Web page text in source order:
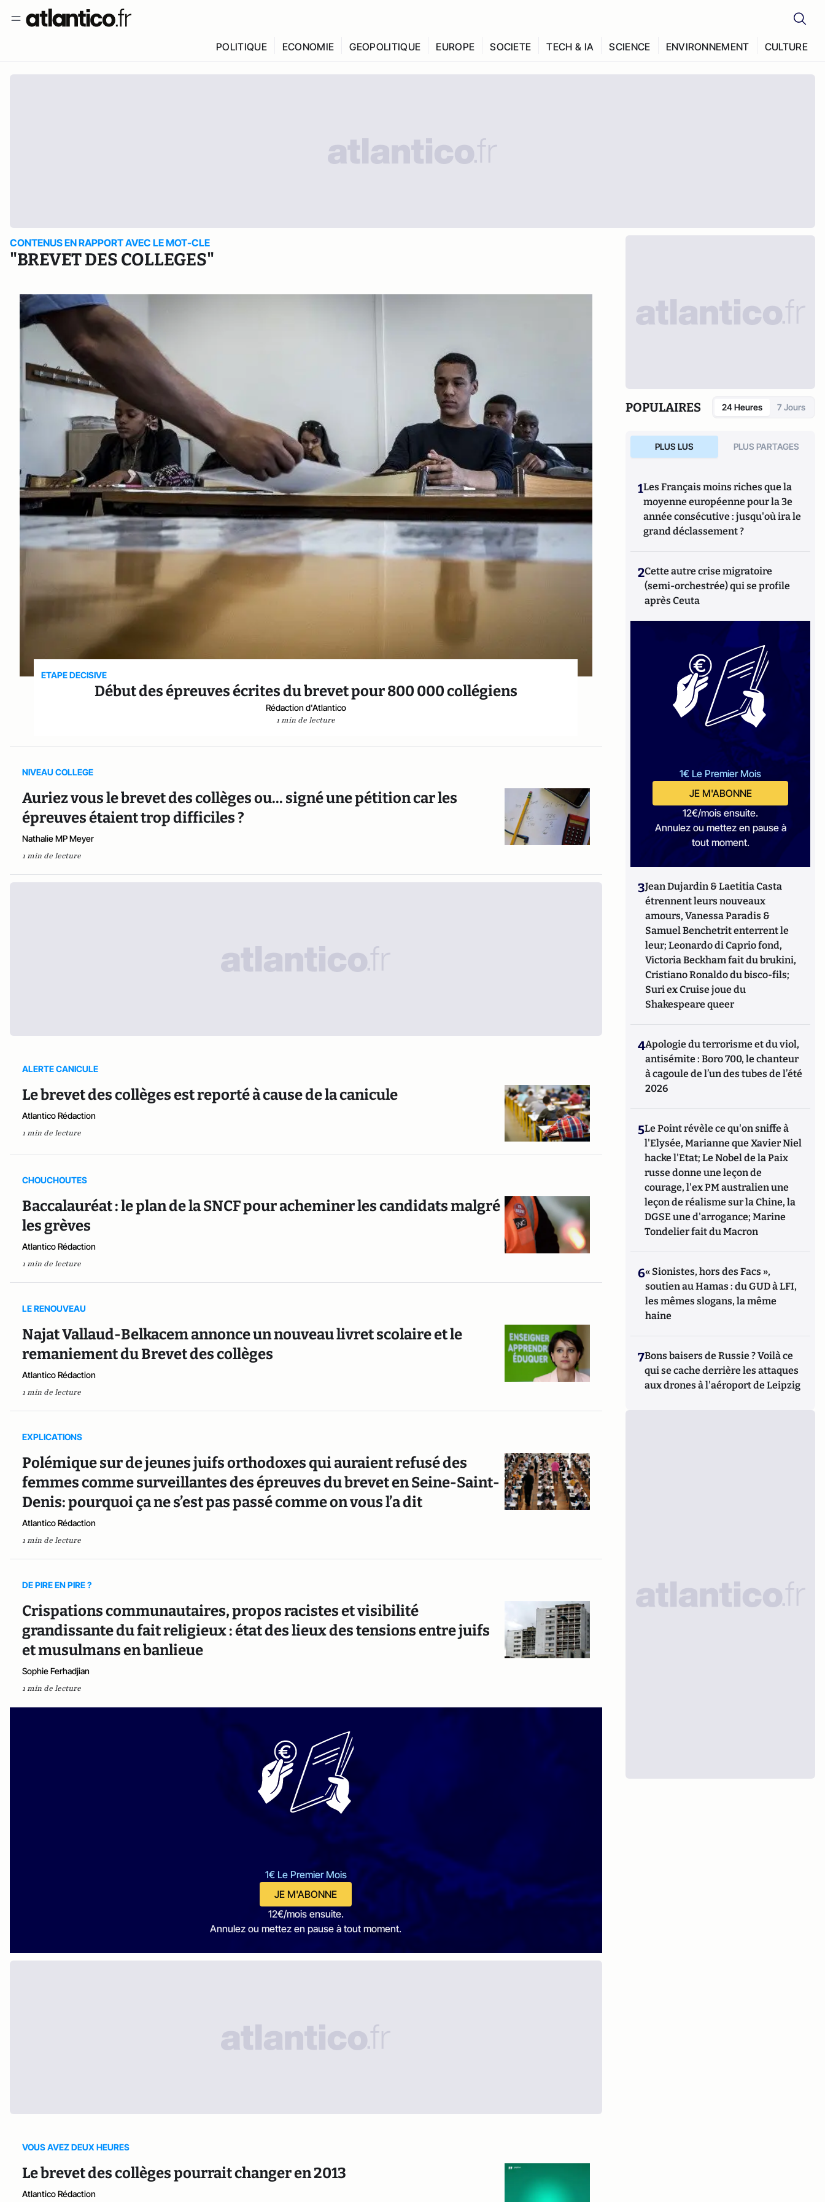
POLITIQUE ECONOMIE GEOPOLITIQUE EUROPE SOCIETE TECH & IA SCIENCE ENVIRONNEMENT CULTURE
CONTENUS EN RAPPORT AVEC LE MOT-CLE
"BREVET DES COLLEGES"
ETAPE DECISIVE
Début des épreuves écrites du brevet pour 800 000 collégiens
Rédaction d'Atlantico
1 min de lecture
NIVEAU COLLEGE
Auriez vous le brevet des collèges ou... signé une pétition car les
épreuves étaient trop difficiles ?
Nathalie MP Meyer
1 min de lecture
ALERTE CANICULE
Le brevet des collèges est reporté à cause de la canicule
Atlantico Rédaction
1 min de lecture
CHOUCHOUTES
Baccalauréat : le plan de la SNCF pour acheminer les candidats malgré
les grèves
Atlantico Rédaction
1 min de lecture
LE RENOUVEAU
Najat Vallaud-Belkacem annonce un nouveau livret scolaire et le
remaniement du Brevet des collèges
Atlantico Rédaction
1 min de lecture
EXPLICATIONS
Polémique sur de jeunes juifs orthodoxes qui auraient refusé des
femmes comme surveillantes des épreuves du brevet en Seine-Saint-
Denis: pourquoi ça ne s’est pas passé comme on vous l’a dit
Atlantico Rédaction
1 min de lecture
DE PIRE EN PIRE ?
Crispations communautaires, propos racistes et visibilité
grandissante du fait religieux : état des lieux des tensions entre juifs
et musulmans en banlieue
Sophie Ferhadjian
1 min de lecture
1€ Le Premier Mois
JE M'ABONNE
12€/mois ensuite.
Annulez ou mettez en pause à tout moment.
VOUS AVEZ DEUX HEURES
Le brevet des collèges pourrait changer en 2013
Atlantico Rédaction
POPULAIRES 24 Heures 7 Jours
PLUS LUS PLUS PARTAGES
1Les Français moins riches que la
moyenne européenne pour la 3e
année consécutive : jusqu'où ira le
grand déclassement ?
2Cette autre crise migratoire
(semi-orchestrée) qui se profile
après Ceuta
1€ Le Premier Mois
JE M'ABONNE
12€/mois ensuite.
Annulez ou mettez en pause à
tout moment.
3Jean Dujardin & Laetitia Casta
étrennent leurs nouveaux
amours, Vanessa Paradis &
Samuel Benchetrit enterrent le
leur; Leonardo di Caprio fond,
Victoria Beckham fait du brukini,
Cristiano Ronaldo du bisco-fils;
Suri ex Cruise joue du
Shakespeare queer
4Apologie du terrorisme et du viol,
antisémite : Boro 700, le chanteur
à cagoule de l’un des tubes de l’été
2026
5Le Point révèle ce qu'on sniffe à
l'Elysée, Marianne que Xavier Niel
hacke l'Etat; Le Nobel de la Paix
russe donne une leçon de
courage, l'ex PM australien une
leçon de réalisme sur la Chine, la
DGSE une d'arrogance; Marine
Tondelier fait du Macron
6« Sionistes, hors des Facs »,
soutien au Hamas : du GUD à LFI,
les mêmes slogans, la même
haine
7Bons baisers de Russie ? Voilà ce
qui se cache derrière les attaques
aux drones à l'aéroport de Leipzig